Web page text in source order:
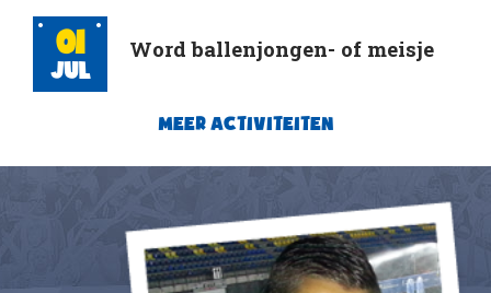
01
Jul
Word ballenjongen- of meisje
MEER ACTIVITEITEN